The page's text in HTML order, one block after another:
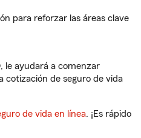
para reforzar las áreas clave
le ayudará a comenzar
cotización de seguro de vida
de vida en línea. ¡Es rápido